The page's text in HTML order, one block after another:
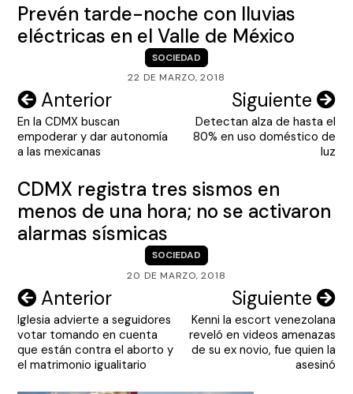
Prevén tarde-noche con lluvias
eléctricas en el Valle de México
SOCIEDAD
22 DE MARZO, 2018
Navegación
de
entradas
Anterior
En la CDMX buscan
empoderar y dar autonomía
a las mexicanas
Siguiente
Detectan alza de hasta el
80% en uso doméstico de
luz
CDMX registra tres sismos en
menos de una hora; no se activaron
alarmas sísmicas
SOCIEDAD
20 DE MARZO, 2018
Navegación
de
entradas
Anterior
Iglesia advierte a seguidores
votar tomando en cuenta
que están contra el aborto y
el matrimonio igualitario
Siguiente
Kenni la escort venezolana
reveló en videos amenazas
de su ex novio, fue quien la
asesinó